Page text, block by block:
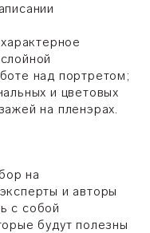
над портретом;
и цветовых
на пленэрах.
на
и авторы
с собой
будут полезны